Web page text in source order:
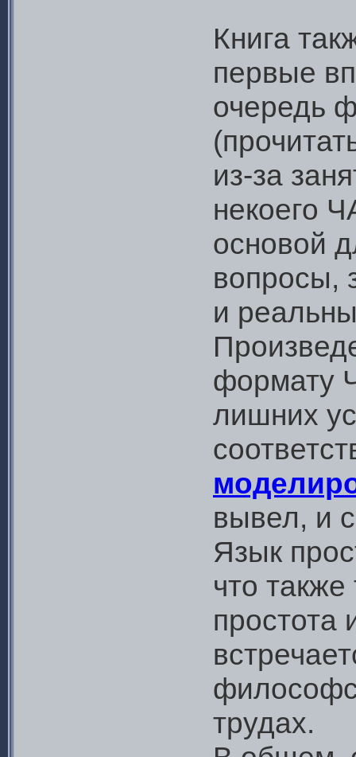
Книга
первые
очередь
из-за
некоего
основой
вопросы,
и
формату
лишних
вывел, и
Язык
что
простота
трудах.